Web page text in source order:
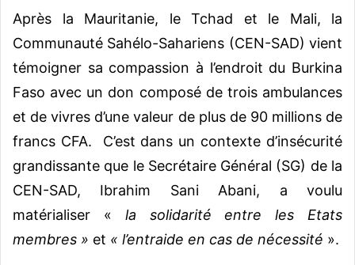
Après la Mauritanie, le Tchad et le Mali, la
Communauté Sahélo-Sahariens (CEN-SAD) vient
témoigner sa compassion à l’endroit du Burkina
Faso avec un don composé de trois ambulances
et de vivres d’une valeur de plus de 90 millions de
francs CFA. C’est dans un contexte d’insécurité
grandissante que le Secrétaire Général (SG) de la
CEN-SAD, Ibrahim Sani Abani, a voulu
matérialiser « la solidarité entre les Etats
membres » et « l’entraide en cas de nécessité ».